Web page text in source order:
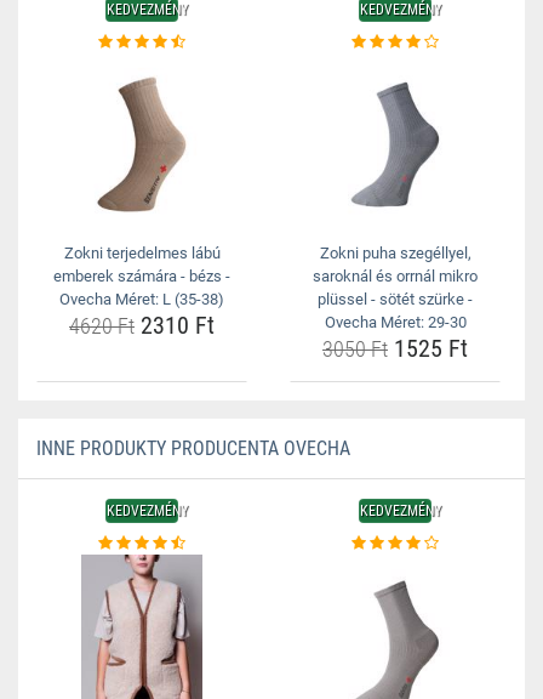
KEDVEZMÉNY
Zokni terjedelmes lábú
emberek számára - bézs -
Ovecha Méret: L (35-38)
4620 Ft 2310 Ft
KEDVEZMÉNY
Zokni puha szegéllyel,
saroknál és orrnál mikro
plüssel - sötét szürke -
Ovecha Méret: 29-30
3050 Ft 1525 Ft
INNE PRODUKTY PRODUCENTA OVECHA
KEDVEZMÉNY KEDVEZMÉNY